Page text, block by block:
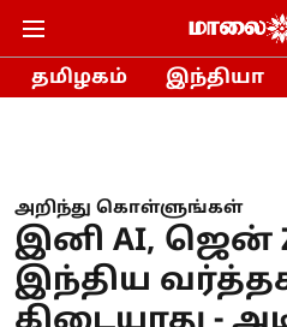
தமிழகம் இந்தியா
அறிந்து கொள்ளுங்கள்
இனி AI, ஜென்
இந்திய